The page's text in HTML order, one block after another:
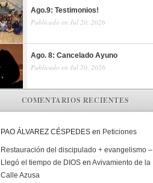
Ago.9: Testimonios!
Publicado en Jul 20, 2026
Ago. 8: Cancelado Ayuno
Publicado en Jul 20, 2026
COMENTARIOS RECIENTES
PAO ÁLVAREZ CÉSPEDES en Peticiones
Restauración del discipulado + evangelismo –
Llegó el tiempo de DIOS en Avivamiento de la
Calle Azusa